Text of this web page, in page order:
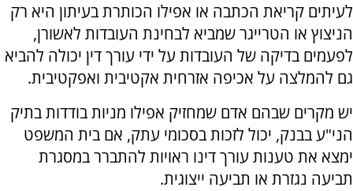
לעיתים קריאת הכתבה או אפילו הכותרת בעיתון היא רק
הניצוץ או הטרייגר שמביא לבחינת העובדות לאשורן,
לפעמים בדיקה של העובדות על ידי עורך דין יכולה להביא
גם להמלצה על אכיפה אזרחית אקטיבית ואפקטיבית.
יש מקרים שבהם אדם שמחזיק אפילו מניות בודדות בתיק
הני"ע בבנק, יכול לזכות בסכומי עתק, אם בית המשפט
ימצא את טענות עורך דינו ראויות להתברר במסגרת
תביעה נגזרת או תביעה ייצוגית.